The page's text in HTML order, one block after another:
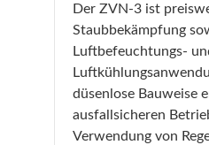
Der ZVN-3 ist
Staubbekämpfung
Luftbefeuchtungs-
düsenlose Bauweise
ausfallsicheren
Verwendung von